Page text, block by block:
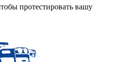
протестировать вашу